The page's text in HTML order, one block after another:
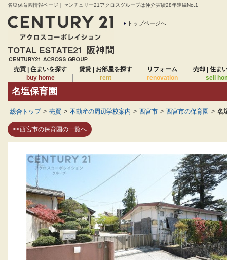
名塩保育園情報ページ｜センチュリー21アクロスグループは仲介実績28年連続No.1
トップページへ
売買 | 住まいを探す
buy home
賃貸 | お部屋を探す
rent
リフォーム
renovation
売却 | 住ま
sell
名塩保育園
総合トップ > 売買 > 不動産の周辺学校案内 > 西宮市 > 西宮市の保育園 > 名
<<西宮市の保育園の一覧へ